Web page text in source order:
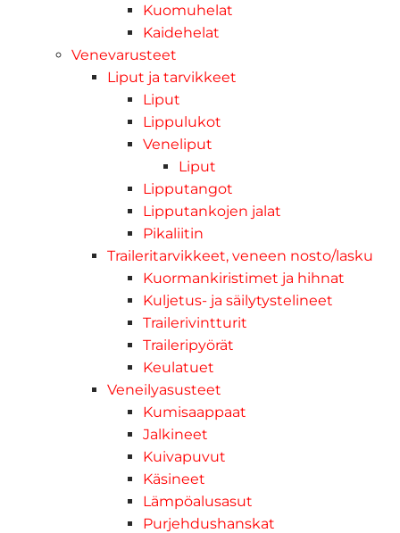
Kuomuhelat
Kaidehelat
Venevarusteet
Liput ja tarvikkeet
Liput
Lippulukot
Veneliput
Liput
Lipputangot
Lipputankojen jalat
Pikaliitin
Traileritarvikkeet, veneen nosto/lasku
Kuormankiristimet ja hihnat
Kuljetus- ja säilytystelineet
Trailerivintturit
Traileripyörät
Keulatuet
Veneilyasusteet
Kumisaappaat
Jalkineet
Kuivapuvut
Käsineet
Lämpöalusasut
Purjehdushanskat